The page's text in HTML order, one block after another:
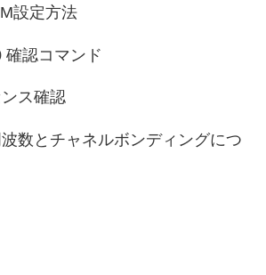
設定方法
確認コマンド
ス確認
数とチャネルボンディングにつ